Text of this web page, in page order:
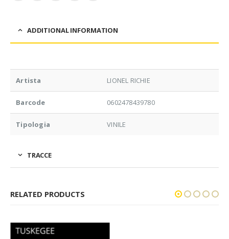
ADDITIONAL INFORMATION
Artista LIONEL RICHIE
Barcode 0602478439780
Tipologia VINILE
TRACCE
RELATED PRODUCTS